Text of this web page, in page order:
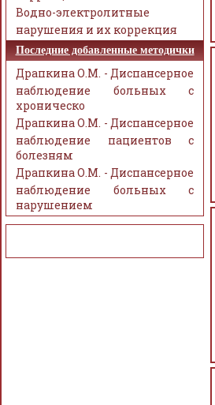
Водно-электролитные
нарушения и их коррекция
Последние добавленные методички
Драпкина О.М. - Диспансерное
наблюдение больных с
хроническо
Драпкина О.М. - Диспансерное
наблюдение пациентов с
болезням
Драпкина О.М. - Диспансерное
наблюдение больных с
нарушением